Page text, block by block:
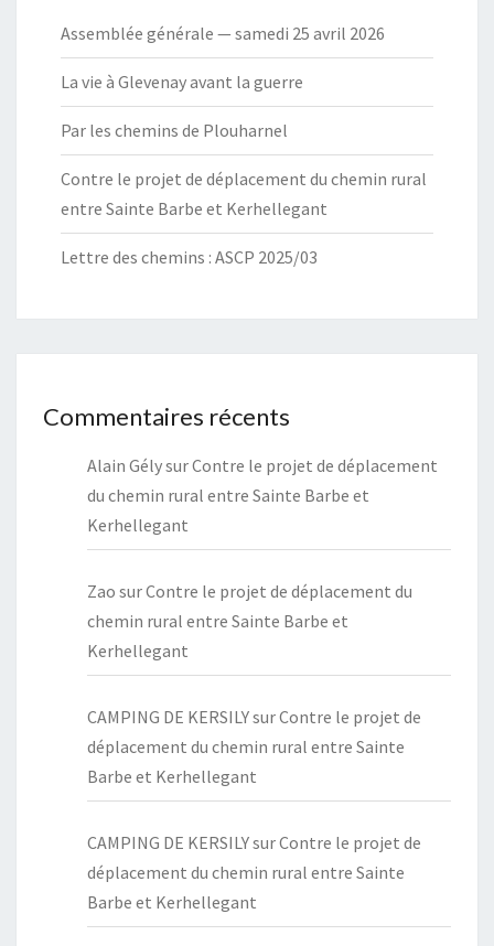
Assemblée générale — samedi 25 avril 2026
La vie à Glevenay avant la guerre
Par les chemins de Plouharnel
Contre le projet de déplacement du chemin rural
entre Sainte Barbe et Kerhellegant
Lettre des chemins : ASCP 2025/03
Commentaires récents
Alain GélysurContre le projet de déplacement
du chemin rural entre Sainte Barbe et
Kerhellegant
Zao surContre le projet de déplacement du
chemin rural entre Sainte Barbe et
Kerhellegant
CAMPING DE KERSILYsurContre le projet de
déplacement du chemin rural entre Sainte
Barbe et Kerhellegant
CAMPING DE KERSILYsurContre le projet de
déplacement du chemin rural entre Sainte
Barbe et Kerhellegant